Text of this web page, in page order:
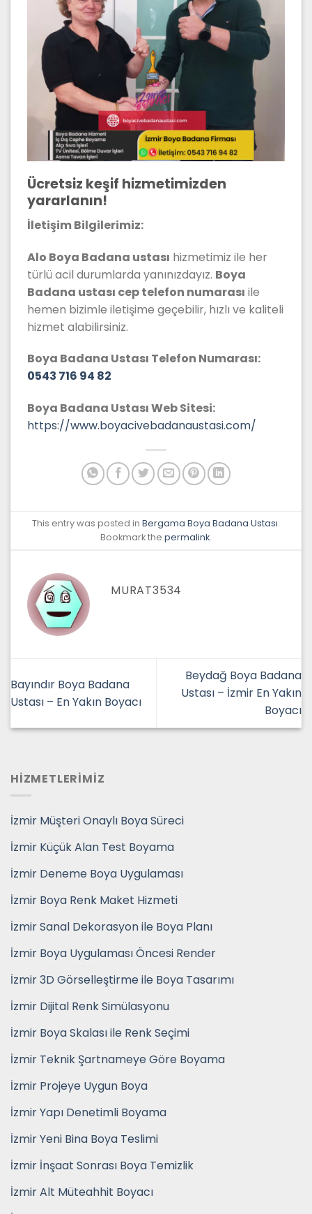
Ücretsiz keşif hizmetimizden
yararlanın!
İletişim Bilgilerimiz:
Alo Boya Badana ustası hizmetimiz ile her
türlü acil durumlarda yanınızdayız. Boya
Badana ustası cep telefon numarası ile
hemen bizimle iletişime geçebilir, hızlı ve kaliteli
hizmet alabilirsiniz.
Boya Badana Ustası Telefon Numarası:
0543 716 94 82
Boya Badana Ustası Web Sitesi:
https://www.boyacivebadanaustasi.com/
This entry was posted in Bergama Boya Badana Ustası.
Bookmark the permalink.
MURAT3534
Bayındır Boya Badana
Ustası – En Yakın Boyacı
Beydağ Boya Badana
Ustası – İzmir En Yakın
Boyacı
HİZMETLERİMİZ
İzmir Müşteri Onaylı Boya Süreci
İzmir Küçük Alan Test Boyama
İzmir Deneme Boya Uygulaması
İzmir Boya Renk Maket Hizmeti
İzmir Sanal Dekorasyon ile Boya Planı
İzmir Boya Uygulaması Öncesi Render
İzmir 3D Görselleştirme ile Boya Tasarımı
İzmir Dijital Renk Simülasyonu
İzmir Boya Skalası ile Renk Seçimi
İzmir Teknik Şartnameye Göre Boyama
İzmir Projeye Uygun Boya
İzmir Yapı Denetimli Boyama
İzmir Yeni Bina Boya Teslimi
İzmir İnşaat Sonrası Boya Temizlik
İzmir Alt Müteahhit Boyacı